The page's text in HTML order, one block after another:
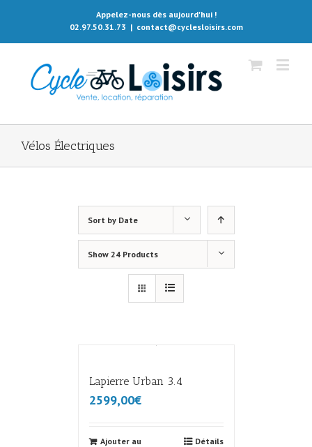
Appelez-nous dès aujourd'hui !
02.97.50.31.73 | contact@cyclesloisirs.com
Vélos Électriques
Sort by Date
Show 24 Products
Lapierre Urban 3.4
2599,00€
Ajouter au
Détails